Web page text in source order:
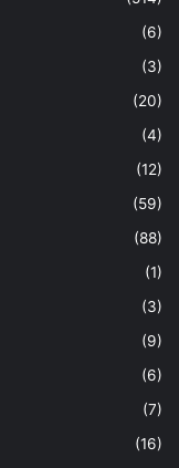
(6)
(3)
(20)
(4)
(12)
(59)
(88)
(1)
(3)
(9)
(6)
(7)
(16)